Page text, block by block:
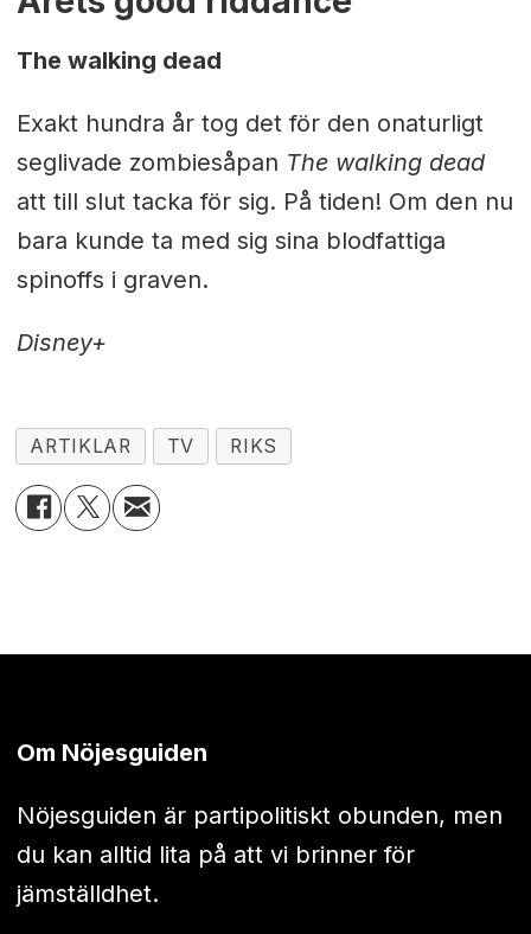
The walking dead
Exakt hundra år tog det för den onaturligt
seglivade zombiesåpan The walking dead
att till slut tacka för sig. På tiden! Om den nu
bara kunde ta med sig sina blodfattiga
spinoffs i graven.
Disney+
ARTIKLAR TV RIKS
Om Nöjesguiden
Nöjesguiden är partipolitiskt obunden, men
du kan alltid lita på att vi brinner för
jämställdhet.